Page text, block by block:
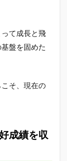
て成長と飛
盤を固めた
そ、現在の
成績を収